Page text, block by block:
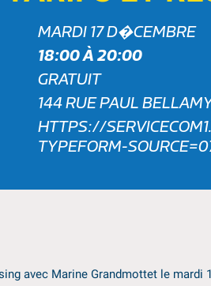
MARDI 17 D�CEMBRE
18:00 À 20:00
GRATUIT
144 RUE PAUL
HTTPS://
TYPEFORM-
avec Marine Grandmottet le mardi